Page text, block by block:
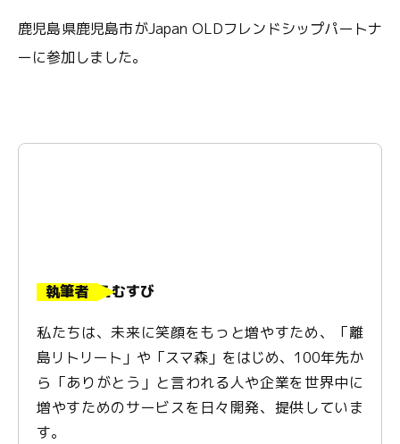
鹿児島県鹿児島市がJapan OLDフレンドシップパートナ
ーに参加しました。
執筆者 えむすび
私たちは、未来に笑顔をもっと増やすため、「離
島リトリート」や「スマ森」をはじめ、100年先か
ら「ありがとう」と言われる人や企業を世界中に
増やすためのサービスを日々開発、提供していま
す。